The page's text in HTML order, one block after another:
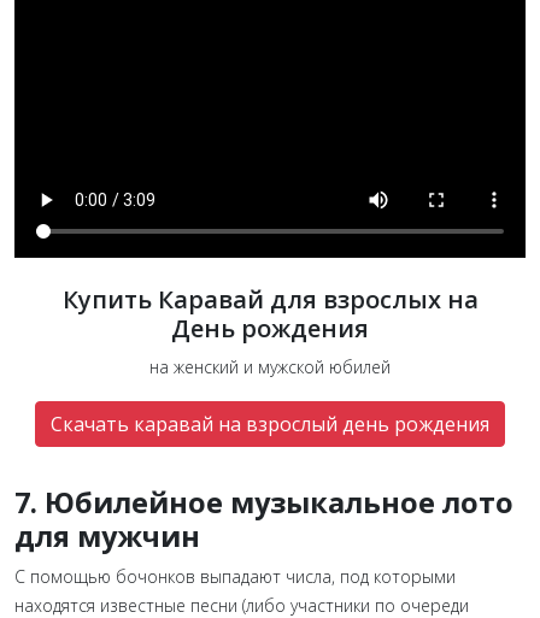
Купить Каравай для взрослых на
День рождения
на женский и мужской юбилей
Скачать каравай на взрослый день рождения
7. Юбилейное музыкальное лото
для мужчин
С помощью бочонков выпадают числа, под которыми
находятся известные песни (либо участники по очереди